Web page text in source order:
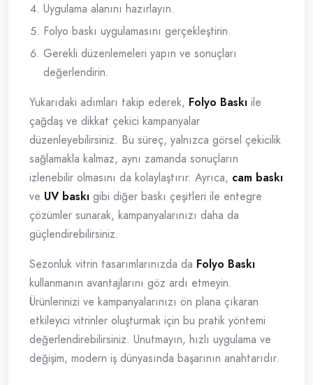
Uygulama alanını hazırlayın.
Folyo baskı uygulamasını gerçekleştirin.
Gerekli düzenlemeleri yapın ve sonuçları
değerlendirin.
Yukarıdaki adımları takip ederek, Folyo Baskı ile
çağdaş ve dikkat çekici kampanyalar
düzenleyebilirsiniz. Bu süreç, yalnızca görsel çekicilik
sağlamakla kalmaz, aynı zamanda sonuçların
izlenebilir olmasını da kolaylaştırır. Ayrıca, cam baskı
ve UV baskı gibi diğer baskı çeşitleri ile entegre
çözümler sunarak, kampanyalarınızı daha da
güçlendirebilirsiniz.
Sezonluk vitrin tasarımlarınızda da Folyo Baskı
kullanmanın avantajlarını göz ardı etmeyin.
Ürünlerinizi ve kampanyalarınızı ön plana çıkaran
etkileyici vitrinler oluşturmak için bu pratik yöntemi
değerlendirebilirsiniz. Unutmayın, hızlı uygulama ve
değişim, modern iş dünyasında başarının anahtarıdır.